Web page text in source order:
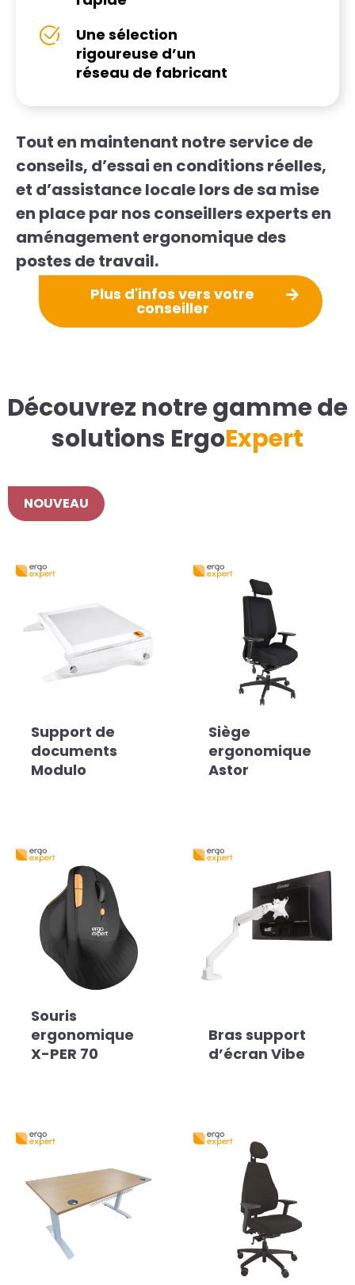
Une sélection
rigoureuse d’un
réseau de fabricant
Tout en maintenant notre service de
conseils, d’essai en conditions réelles,
et d’assistance locale lors de sa mise
en place par nos conseillers experts en
aménagement ergonomique des
postes de travail.
Plus d'infos vers votre
conseiller
Découvrez notre gamme de
solutions ErgoExpert
NOUVEAU
Support de
documents
Modulo
Siège
ergonomique
Astor
Souris
ergonomique
X-PER 70
Bras support
d’écran Vibe